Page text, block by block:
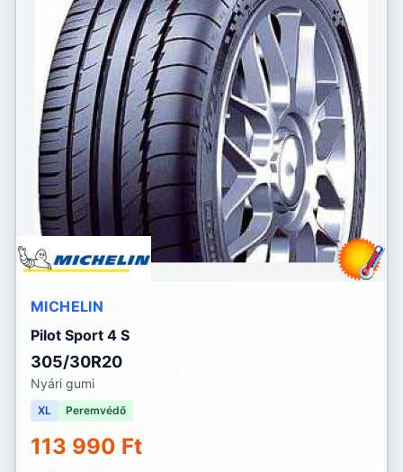
MICHELIN
Pilot Sport 4 S
305/30R20
Nyári gumi
XL Peremvédő
113 990 Ft